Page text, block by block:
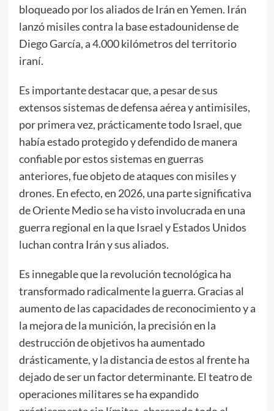
bloqueado por los aliados de Irán en Yemen. Irán
lanzó misiles contra la base estadounidense de
Diego García, a 4.000 kilómetros del territorio
iraní.
Es importante destacar que, a pesar de sus
extensos sistemas de defensa aérea y antimisiles,
por primera vez, prácticamente todo Israel, que
había estado protegido y defendido de manera
confiable por estos sistemas en guerras
anteriores, fue objeto de ataques con misiles y
drones. En efecto, en 2026, una parte significativa
de Oriente Medio se ha visto involucrada en una
guerra regional en la que Israel y Estados Unidos
luchan contra Irán y sus aliados.
Es innegable que la revolución tecnológica ha
transformado radicalmente la guerra. Gracias al
aumento de las capacidades de reconocimiento y a
la mejora de la munición, la precisión en la
destrucción de objetivos ha aumentado
drásticamente, y la distancia de estos al frente ha
dejado de ser un factor determinante. El teatro de
operaciones militares se ha expandido